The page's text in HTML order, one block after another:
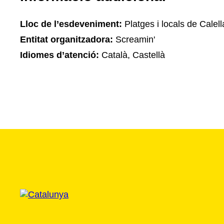
Lloc de l’esdeveniment: Platges i locals de
Entitat organitzadora: Screamin'
Idiomes d’atenció: Català, Castellà